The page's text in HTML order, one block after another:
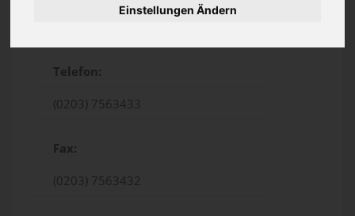
Einstellungen Ändern
Telefon:
(0203) 7563433
Fax:
(0203) 7563432